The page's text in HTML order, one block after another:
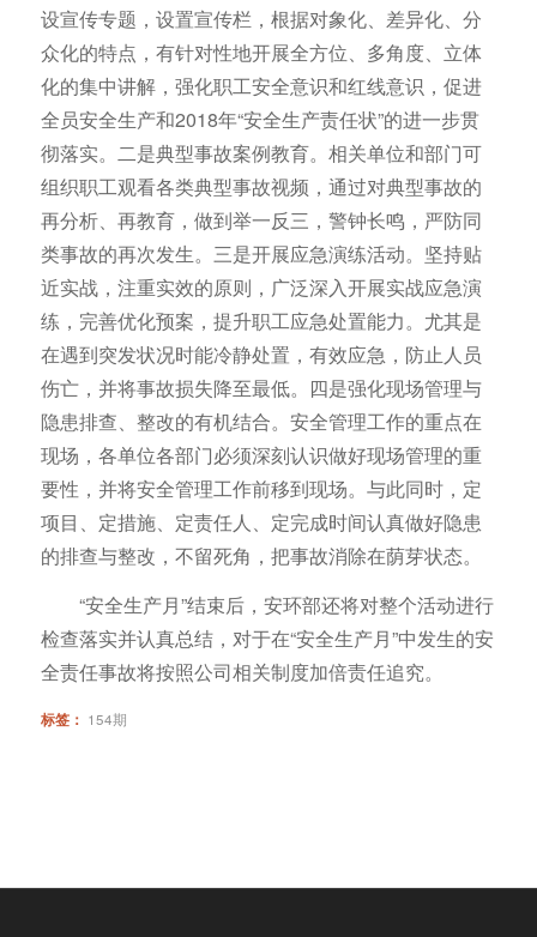
设宣传专题，设置宣传栏，根据对象化、差异化、分
众化的特点，有针对性地开展全方位、多角度、立体
化的集中讲解，强化职工安全意识和红线意识，促进
全员安全生产和2018年“安全生产责任状”的进一步贯
彻落实。二是典型事故案例教育。相关单位和部门可
组织职工观看各类典型事故视频，通过对典型事故的
再分析、再教育，做到举一反三，警钟长鸣，严防同
类事故的再次发生。三是开展应急演练活动。坚持贴
近实战，注重实效的原则，广泛深入开展实战应急演
练，完善优化预案，提升职工应急处置能力。尤其是
在遇到突发状况时能冷静处置，有效应急，防止人员
伤亡，并将事故损失降至最低。四是强化现场管理与
隐患排查、整改的有机结合。安全管理工作的重点在
现场，各单位各部门必须深刻认识做好现场管理的重
要性，并将安全管理工作前移到现场。与此同时，定
项目、定措施、定责任人、定完成时间认真做好隐患
的排查与整改，不留死角，把事故消除在荫芽状态。
“安全生产月”结束后，安环部还将对整个活动进行
检查落实并认真总结，对于在“安全生产月”中发生的安
全责任事故将按照公司相关制度加倍责任追究。
标签： 154期